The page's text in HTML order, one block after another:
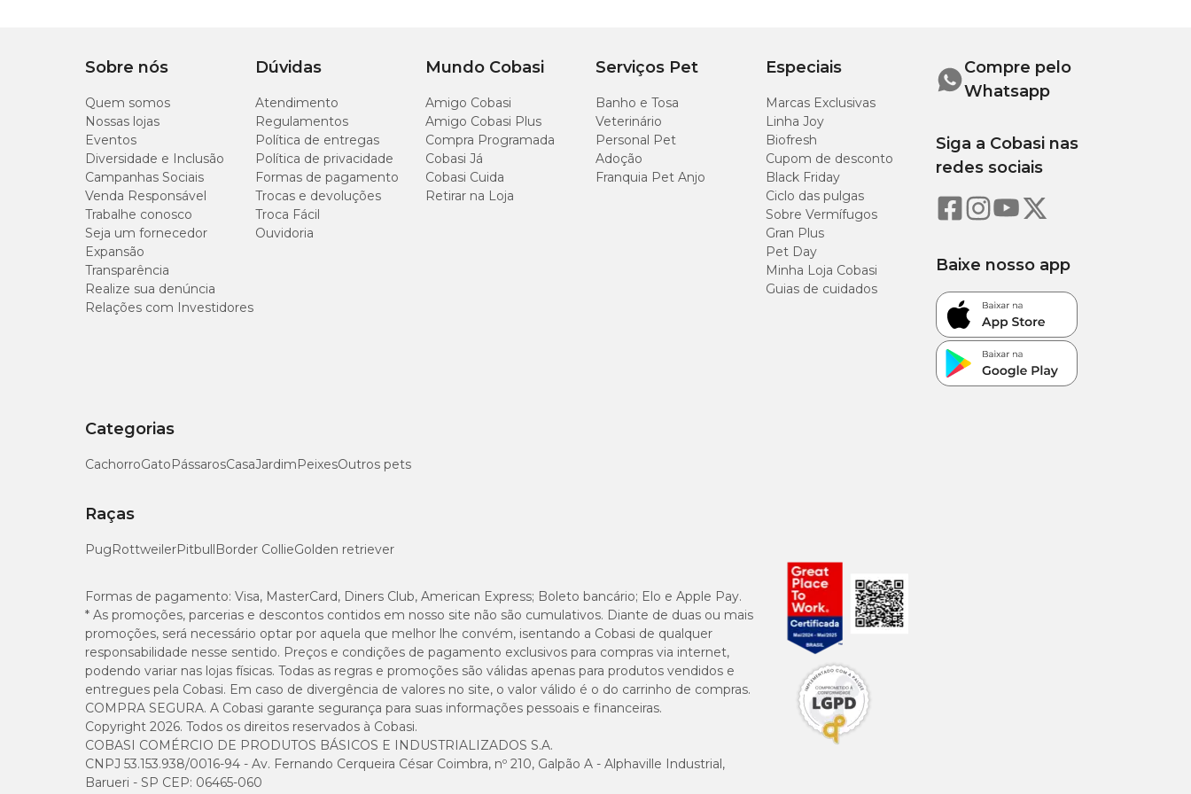
Comprimento: 49,5 cm
Largura: 39 cm
Grade removível
Comprimento: 19,5 cm
Largura: 16,5 cm
Altura: 2 cm
Sobre nós
Quem somos
Nossas lojas
Eventos
Diversidade e Inclusão
Campanhas Sociais
Venda Responsável
Trabalhe conosco
Seja um fornecedor
Expansão
Transparência
Realize sua denúncia
Relações com Investidores
Dúvidas
Atendimento
Regulamentos
Política de entregas
Política de privacidade
Formas de pagamento
Trocas e devoluções
Troca Fácil
Ouvidoria
Mundo Cobasi
Amigo Cobasi
Amigo Cobasi Plus
Compra Programada
Cobasi Já
Cobasi Cuida
Retirar na Loja
Serviços Pet
Banho e Tosa
Veterinário
Personal Pet
Adoção
Franquia Pet Anjo
Especiais
Marcas Exclusivas
Linha Joy
Biofresh
Cupom de desconto
Black Friday
Ciclo das pulgas
Sobre Vermífugos
Gran Plus
Pet Day
Minha Loja Cobasi
Guias de cuidados
Categorias
CachorroGatoPássarosCasaJardimPeixesOutros pets
Raças
PugRottweilerPitbullBorder CollieGolden retriever
Compre pelo
Whatsapp
Siga a Cobasi nas
redes sociais
Baixe nosso app
Formas de pagamento: Visa, MasterCard, Diners Club, American Express; Boleto bancário; Elo e Apple Pay.
* As promoções, parcerias e descontos contidos em nosso site não são cumulativos. Diante de duas ou mais
promoções, será necessário optar por aquela que melhor lhe convém, isentando a Cobasi de qualquer
responsabilidade nesse sentido. Preços e condições de pagamento exclusivos para compras via internet,
podendo variar nas lojas físicas. Todas as regras e promoções são válidas apenas para produtos vendidos e
entregues pela Cobasi. Em caso de divergência de valores no site, o valor válido é o do carrinho de compras.
COMPRA SEGURA. A Cobasi garante segurança para suas informações pessoais e financeiras.
Copyright 2026. Todos os direitos reservados à Cobasi.
COBASI COMÉRCIO DE PRODUTOS BÁSICOS E INDUSTRIALIZADOS S.A.
CNPJ 53.153.938/0016-94 - Av. Fernando Cerqueira César Coimbra, nº 210, Galpão A - Alphaville Industrial,
Barueri - SP CEP: 06465-060